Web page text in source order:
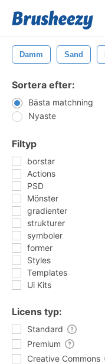
Damm Sand
Sortera efter:
Bästa matchning
Nyaste
Filtyp
borstar
Actions
PSD
Mönster
gradienter
strukturer
symboler
former
Styles
Templates
Ui Kits
Licens typ:
Standard
Premium
Creative Commons